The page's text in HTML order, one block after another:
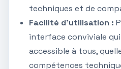
techniques et de
Facilité d'utilisation :
interface conviviale
accessible à tous,
compétences